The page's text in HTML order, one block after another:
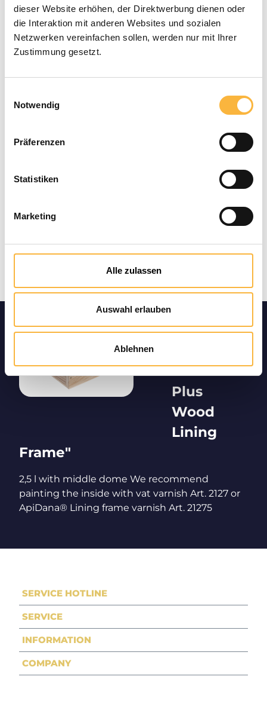
dieser Website erhöhen, der Direktwerbung dienen oder
die Interaktion mit anderen Websites und sozialen
Netzwerken vereinfachen sollen, werden nur mit Ihrer
Zustimmung gesetzt.
Notwendig
Präferenzen
Statistiken
Marketing
Alle zulassen
Auswahl erlauben
Ablehnen
Available within the specified delivery
time
Payment types
Product
n "Mini
Plus
Wood
Lining
Frame"
2,5 l with middle dome We recommend
painting the inside with vat varnish Art. 2127 or
ApiDana® Lining frame varnish Art. 21275
SERVICE HOTLINE
SERVICE
INFORMATION
COMPANY